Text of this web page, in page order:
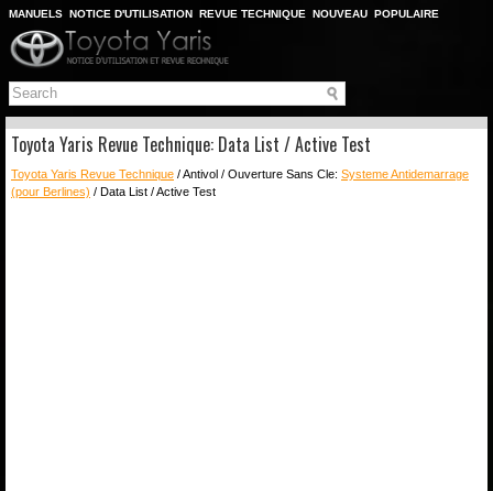
MANUELS NOTICE D'UTILISATION REVUE TECHNIQUE NOUVEAU POPULAIRE
PLAN DU SITE
CHERCHER
Toyota Yaris Revue Technique: Data List / Active Test
Toyota Yaris Revue Technique / Antivol / Ouverture Sans Cle: Systeme Antidemarrage
(pour Berlines) / Data List / Active Test